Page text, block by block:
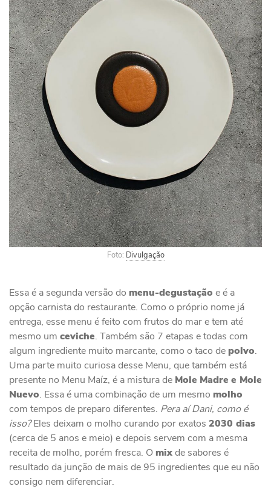
Foto: Divulgação
Essa é a segunda versão do menu-degustação e é a
opção carnista do restaurante. Como o próprio nome já
entrega, esse menu é feito com frutos do mar e tem até
mesmo um ceviche. Também são 7 etapas e todas com
algum ingrediente muito marcante, como o taco depolvo.
Uma parte muito curiosa desse Menu, que também está
presente no Menu Maíz, é a mistura de Mole Madre e Mole
Nuevo. Essa é uma combinação de um mesmo molho
com tempos de preparo diferentes. Pera aí Dani, como é
isso?Eles deixam o molho curando por exatos 2030 dias
(cerca de 5 anos e meio) e depois servem com a mesma
receita de molho, porém fresca. Omixde sabores é
resultado da junção de mais de 95 ingredientes que eu não
consigo nem diferenciar.